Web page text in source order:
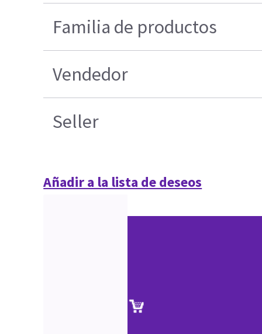
Familia de productos
Vendedor
Seller
Añadir a la lista de deseos